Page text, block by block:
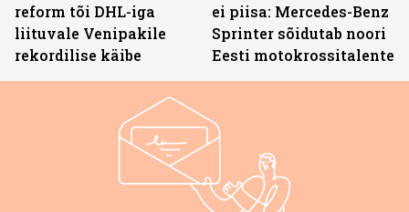
reform tõi DHL-iga
liituvale Venipakile
rekordilise käibe
ei piisa: Mercedes-Benz
Sprinter sõidutab noori
Eesti motokrossitalente